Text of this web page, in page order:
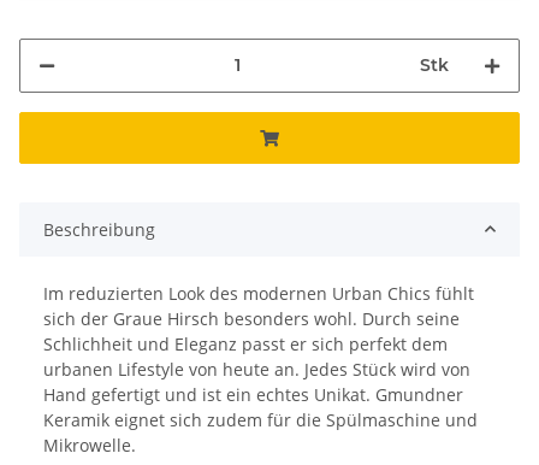
Stk
Beschreibung
Im reduzierten Look des modernen Urban Chics fühlt
sich der Graue Hirsch besonders wohl. Durch seine
Schlichheit und Eleganz passt er sich perfekt dem
urbanen Lifestyle von heute an. Jedes Stück wird von
Hand gefertigt und ist ein echtes Unikat. Gmundner
Keramik eignet sich zudem für die Spülmaschine und
Mikrowelle.